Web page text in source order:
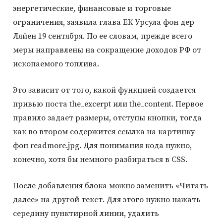
энергетические, финансовые и торговые
ограничения, заявила глава ЕК Урсула фон дер
Ляйен 19 сентября. По ее словам, прежде всего
меры направлены на сокращение доходов РФ от
ископаемого топлива.
Это зависит от того, какой функцией создается
привью поста the_excerpt или the_content. Первое
правило задает размеры, отступы кнопки, тогда
как во втором содержится ссылка на картинку-
фон readmore.jpg. Для понимания кода нужно,
конечно, хотя бы немного разбираться в CSS.
После добавления блока можно заменить «Читать
далее» на другой текст. Для этого нужно нажать
середину пунктирной линии, удалить